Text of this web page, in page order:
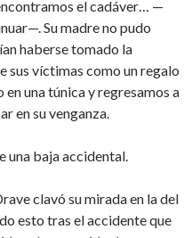
el cadáver… —
Su madre no pudo
haberse tomado la
sus víctimas como un regalo
una túnica y regresamos a
en su venganza.
una baja accidental.
clavó su mirada en la del
esto tras el accidente que